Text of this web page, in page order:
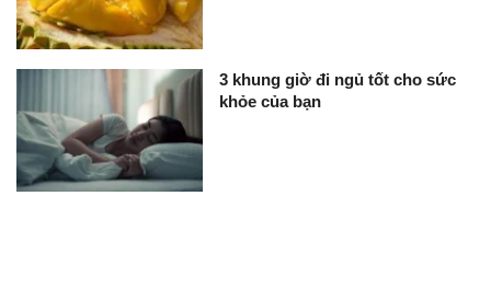
3 khung giờ đi ngủ tốt cho sức
khỏe của bạn